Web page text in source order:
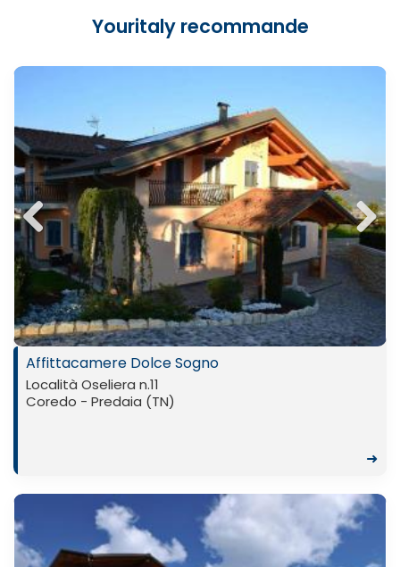
Youritaly recommande
Previ
ous
Next
Affittacamere Dolce Sogno
Località Oseliera n.11
Coredo - Predaia (TN)
➜